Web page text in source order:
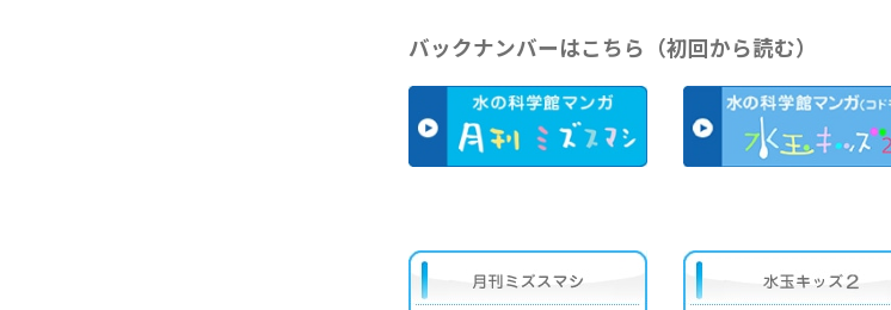
バックナンバーはこちら（初回から読む）